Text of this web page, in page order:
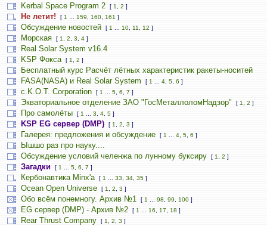
Kerbal Space Program 2 [ 1 2 ]
Не летит! [ 1 159 160 161 ]
Обсуждение новостей [ 1 10 11 12 ]
Морская [ 1 2 3 4 ]
Real Solar System v16.4
KSP Фокса
[ 1 2 ]
Бесплатный курс Расчёт лётных характеристик ракеты-носитей
FASA(NASA) и Real Solar System
[ 1 4 5 6 ]
c.K.O.T. Corporation [ 1 5 6 7 ]
Экваториальное отделение ЗАО "ГосМеталлоломНадзор" [ 1 2 ]
Про самолёты [ 1 3 4 5 ]
KSP EG сервер (DMP) [ 1 2 3 ]
Галерея: предложения и обсуждение [ 1 4 5 6 ]
Ышшо раз про науку....
Обсуждение условий челенжа по лунному буксиру
[ 1 2 ]
Загадки [ 1 5 6 7 ]
Кербонавтика Minx'a [ 1 33 34 35 ]
Ocean Open Universe [ 1 2 3 ]
Обо всём понемногу. Архив №1 [ 1 98 99 100 ]
EG сервер (DMP) - Архив №2 [ 1 16 17 18 ]
Rear Thrust Company [ 1 2 3 ]